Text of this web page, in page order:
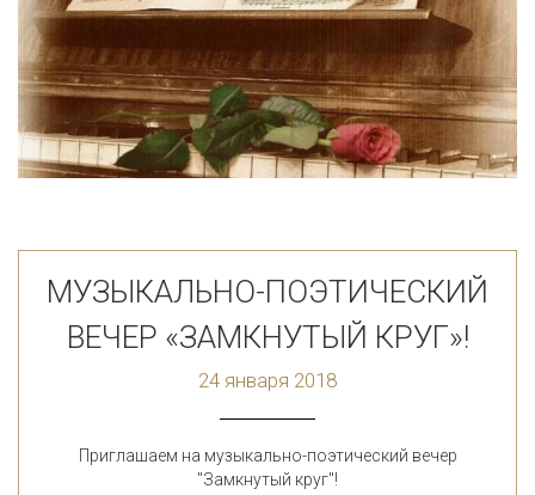
МУЗЫКАЛЬНО-ПОЭТИЧЕСКИЙ
ВЕЧЕР «ЗАМКНУТЫЙ КРУГ»!
24 января 2018
Приглашаем на музыкально-поэтический вечер
"Замкнутый круг"!